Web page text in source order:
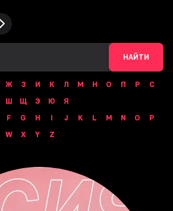
НАЙТИ
Ж З И К Л М Н О П Р
С
Ш Щ Э Ю
Я
F G H I J K L M N O
P
W X Y Z